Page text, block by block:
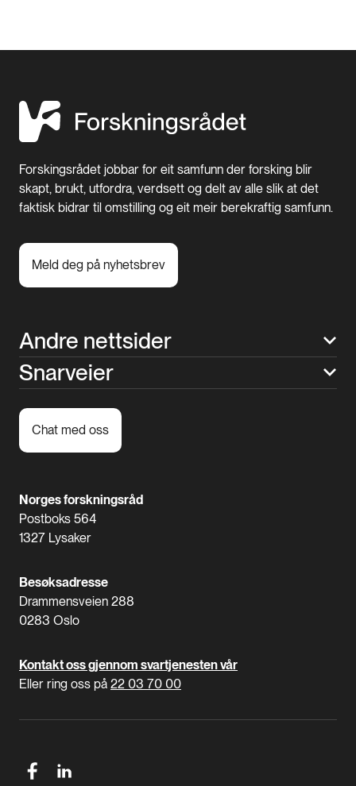
Forskingsrådet jobbar for eit samfunn der forsking blir
skapt, brukt, utfordra, verdsett og delt av alle slik at det
faktisk bidrar til omstilling og eit meir berekraftig samfunn.
Meld deg på nyhetsbrev
Andre nettsider
Snarveier
Chat med oss
Norges forskningsråd
Postboks 564
1327 Lysaker
Besøksadresse
Drammensveien 288
0283 Oslo
Kontakt oss gjennom svartjenesten vår
Eller ring oss på 22 03 70 00